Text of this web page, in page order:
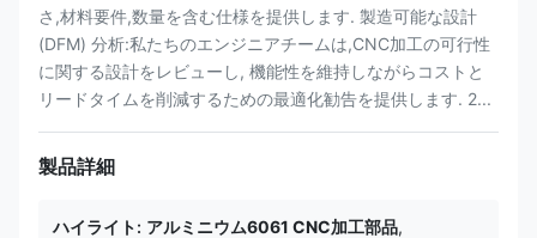
さ,材料要件,数量を含む仕様を提供します. 製造可能な設計
(DFM) 分析:私たちのエンジニアチームは,CNC加工の可行性
に関する設計をレビューし, 機能性を維持しながらコストと
リードタイムを削減するための最適化勧告を提供します. 2...
製品詳細
ハイライト: アルミニウム6061 CNC加工部品,